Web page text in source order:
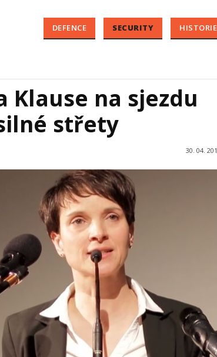
DEFENCE SECURITY HISTORIE
Klause na sjezdu
střety
30. 04.